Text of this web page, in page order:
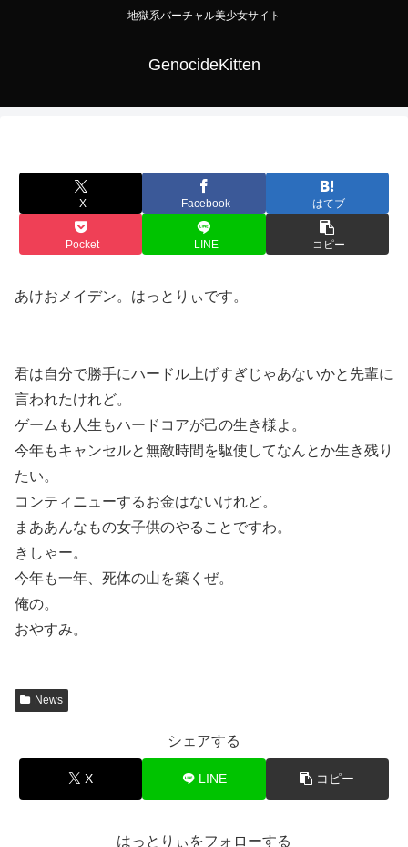
地獄系バーチャル美少女サイト
GenocideKitten
X Facebook はてブ
Pocket LINE コピー
あけおメイデン。はっとりぃです。
君は自分で勝手にハードル上げすぎじゃあないかと先輩に
言われたけれど。
ゲームも人生もハードコアが己の生き様よ。
今年もキャンセルと無敵時間を駆使してなんとか生き残り
たい。
コンティニューするお金はないけれど。
まああんなもの女子供のやることですわ。
きしゃー。
今年も一年、死体の山を築くぜ。
俺の。
おやすみ。
News
シェアする
X LINE コピー
はっとりぃをフォローする